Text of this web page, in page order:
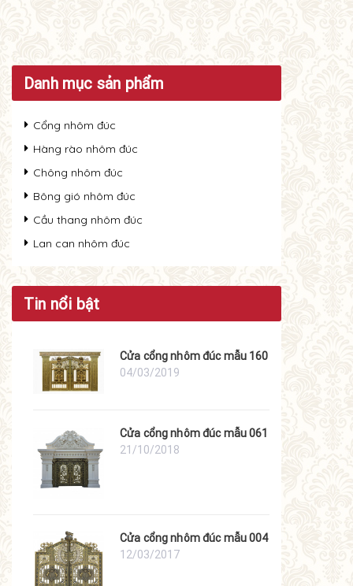
Danh mục sản phẩm
Cổng nhôm đúc
Hàng rào nhôm đúc
Chông nhôm đúc
Bông gió nhôm đúc
Cầu thang nhôm đúc
Lan can nhôm đúc
Tin nổi bật
Cửa cổng nhôm đúc mẫu 160
04/03/2019
Cửa cổng nhôm đúc mẫu 061
21/10/2018
Cửa cổng nhôm đúc mẫu 004
12/03/2017